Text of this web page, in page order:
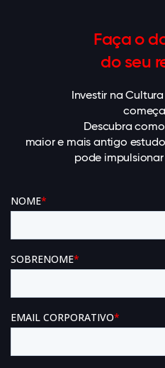
Faça o
do seu
Investir na
Descubra
maior e mais antigo
pode impulsionar